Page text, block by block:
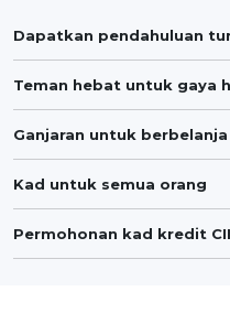
Dapatkan pendahuluan
Teman hebat untuk gaya
Ganjaran untuk berbelanja
Kad untuk semua orang
Permohonan kad kredit